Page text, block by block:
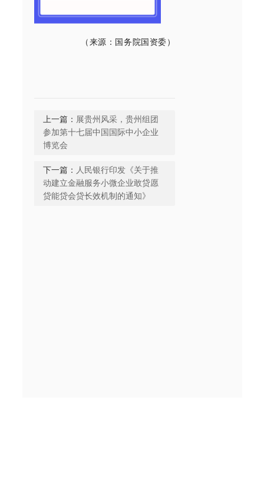
（来源：国务院国资委）
上一篇： 展贵州风采，贵州组团
参加第十七届中国国际中小企业
博览会
下一篇： 人民银行印发《关于推
动建立金融服务小微企业敢贷愿
贷能贷会贷长效机制的通知》